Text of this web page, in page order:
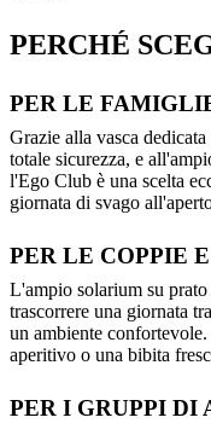
PERCHÉ
PER LE
Grazie alla vasca
totale sicurezza, e
l'Ego Club è una scelta
giornata di svago
PER LE COPPIE
L'ampio solarium su
trascorrere una giornata
un ambiente
aperitivo o una bibita
PER I GRUPPI DI